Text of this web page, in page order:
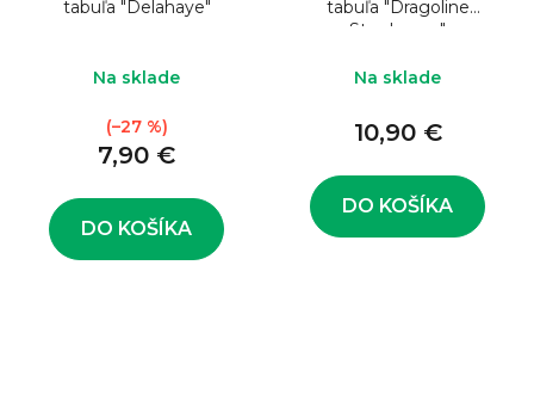
tabuľa "Delahaye"
Na sklade
7,90 €
(–27 %)
DO KOŠÍKA
tabuľa "Dragoline
Strasbourg"
Na sklade
10,90 €
DO KOŠÍKA